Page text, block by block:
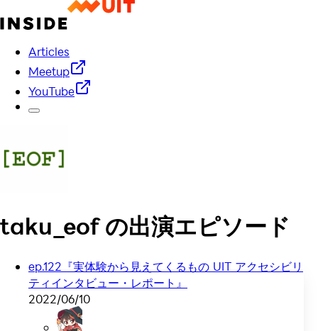
Articles
Meetup
YouTube
taku_eofの出演エピソード
ep.122『実体験から見えてくるもの UIT アクセシビリ
ティインタビュー・レポート』
2022/06/10